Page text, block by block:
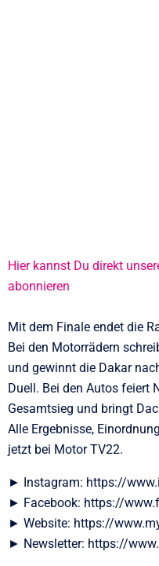
Hier kannst Du direkt
abonnieren
Mit dem Finale endet die
Bei den Motorrädern
und gewinnt die Dakar
Duell. Bei den Autos feiert
Gesamtsieg und bringt
Alle Ergebnisse,
jetzt bei Motor TV22.
► Instagram: https://
► Facebook: https://
► Website: https://
► Newsletter: https://